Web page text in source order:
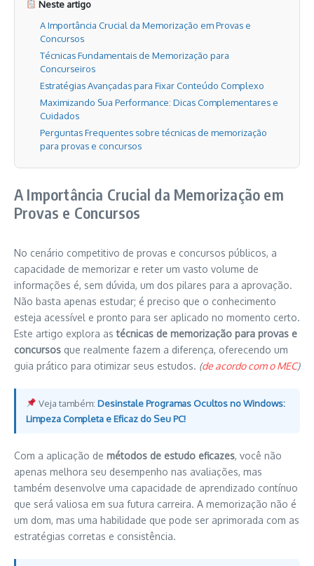
Neste artigo
A Importância Crucial da Memorização em Provas e
Concursos
Técnicas Fundamentais de Memorização para
Concurseiros
Estratégias Avançadas para Fixar Conteúdo Complexo
Maximizando Sua Performance: Dicas Complementares e
Cuidados
Perguntas Frequentes sobre técnicas de memorização
para provas e concursos
A Importância Crucial da Memorização em
Provas e Concursos
No cenário competitivo de provas e concursos públicos, a
capacidade de memorizar e reter um vasto volume de
informações é, sem dúvida, um dos pilares para a aprovação.
Não basta apenas estudar; é preciso que o conhecimento
esteja acessível e pronto para ser aplicado no momento certo.
Este artigo explora astécnicas de memorização para provas e
concursos que realmente fazem a diferença, oferecendo um
guia prático para otimizar seus estudos. (de acordo com o MEC)
Veja também:Desinstale Programas Ocultos no Windows:
Limpeza Completa e Eficaz do Seu PC!
Com a aplicação de métodos de estudo eficazes, você não
apenas melhora seu desempenho nas avaliações, mas
também desenvolve uma capacidade de aprendizado contínuo
que será valiosa em sua futura carreira. A memorização não é
um dom, mas uma habilidade que pode ser aprimorada com as
estratégias corretas e consistência.